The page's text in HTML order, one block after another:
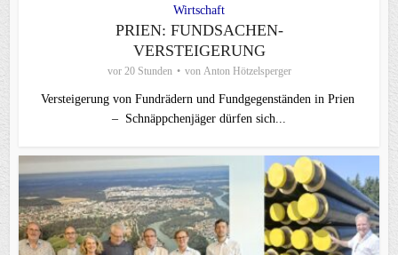
Wirtschaft
PRIEN: FUNDSACHEN-
VERSTEIGERUNG
vor 20 Stunden von Anton Hötzelsperger
Versteigerung von Fundrädern und Fundgegenständen in Prien
– Schnäppchenjäger dürfen sich...